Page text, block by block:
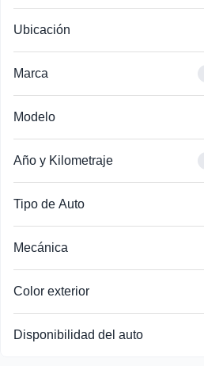
Ubicación
Marca
Modelo
Año y Kilometraje
Tipo de Auto
Mecánica
Color exterior
Disponibilidad del auto